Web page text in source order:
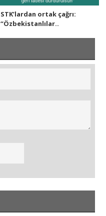
STK’lardan ortak çağrı:
“Özbekistanlılar..